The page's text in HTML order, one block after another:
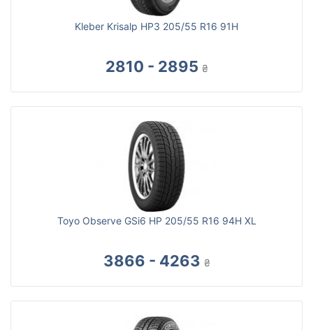
Kleber Krisalp HP3 205/55 R16 91H
2810 - 2895 ₴
Toyo Observe GSi6 HP 205/55 R16 94H XL
3866 - 4263 ₴